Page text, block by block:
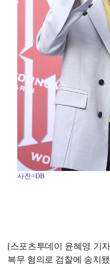
사진=DB
[스포츠투데이 윤혜영 기
복무 혐의로 검찰에 송치